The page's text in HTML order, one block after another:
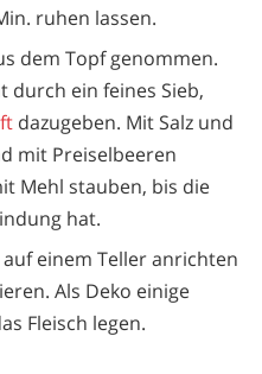
ruhen lassen.
dem Topf genommen.
durch ein feines Sieb,
dazugeben. Mit Salz und
mit Preiselbeeren
Mehl stauben, bis die
hat.
einem Teller anrichten
Als Deko einige
Fleisch legen.